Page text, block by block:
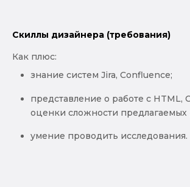
Скиллы дизайнера (требования)
Как плюс:
знание систем Jira, Confluence;
представление о работе с HTML,
оценки сложности
умение проводить исследования.